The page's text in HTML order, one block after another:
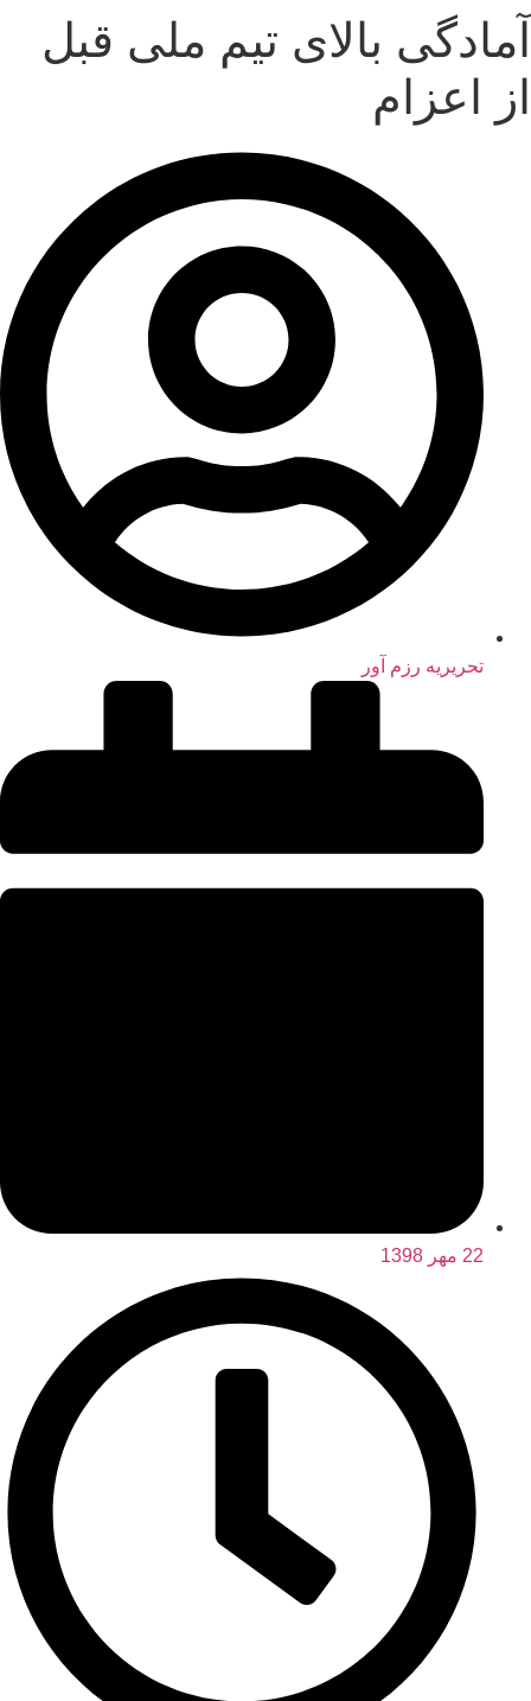
آمادگی بالای تیم ملی قبل
از اعزام
تحریریه رزم آور
22 مهر 1398